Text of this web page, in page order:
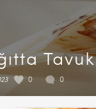
Tavuk
0 0